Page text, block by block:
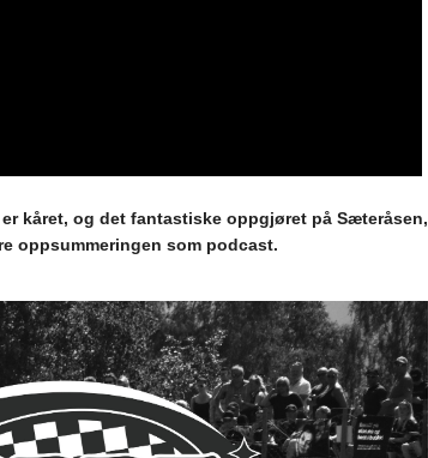
kåret, og det fantastiske oppgjøret på Sæteråsen,
oppsummeringen som podcast.